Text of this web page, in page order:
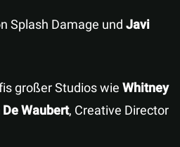
Splash Damage undJavi
großer Studios wieWhitney
Waubert, Creative Director